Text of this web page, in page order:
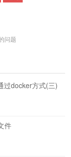
问题
过docker方式(三)
件